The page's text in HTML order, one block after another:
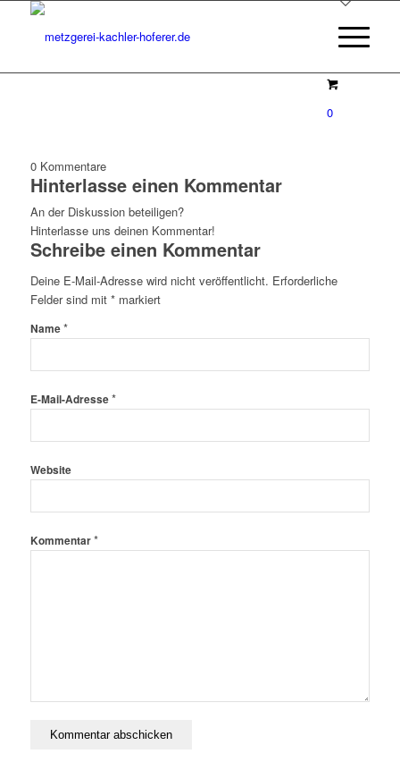
0
0 Kommentare
Hinterlasse einen Kommentar
An der Diskussion beteiligen?
Hinterlasse uns deinen Kommentar!
Schreibe einen Kommentar
Deine E-Mail-Adresse wird nicht veröffentlicht. Erforderliche
Felder sind mit *markiert
Name*
E-Mail-Adresse*
Website
Kommentar*